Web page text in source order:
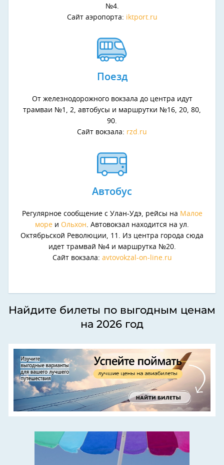
№4.
Сайт аэропорта: iktport.ru
Поезд
От железнодорожного вокзала до центра идут
трамваи №1, 2, автобусы и маршрутки №16, 20, 80,
90.
Сайт вокзала: rzd.ru
Автобус
Регулярное сообщение с Улан-Удэ, рейсы на Малое
море и Ольхон. Автовокзал находится на ул.
Октябрьской Революции, 11. Из центра города сюда
идет трамвай №4 и маршрутка №20.
Сайт вокзала: avtovokzal-on-line.ru
Найдите билеты по выгодным ценам
на 2026 год